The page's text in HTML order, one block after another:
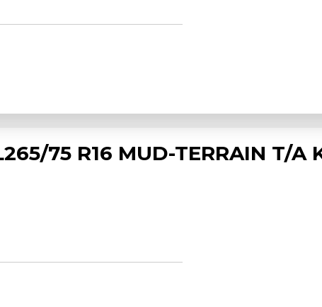
75 R16 MUD-TERRAIN T/A